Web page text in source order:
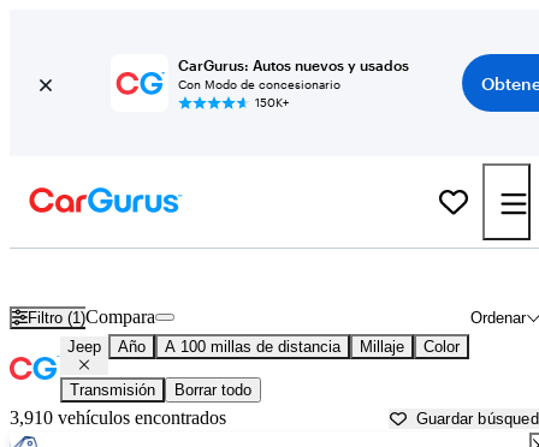
CarGurus: Autos nuevos y usados
Con Modo de concesionario
150K+
Filtro (1) Ordenar
Compara
Jeep Año A 100 millas de distancia Millaje Color
Transmisión Borrar todo
3,910 vehículos encontrados Guardar